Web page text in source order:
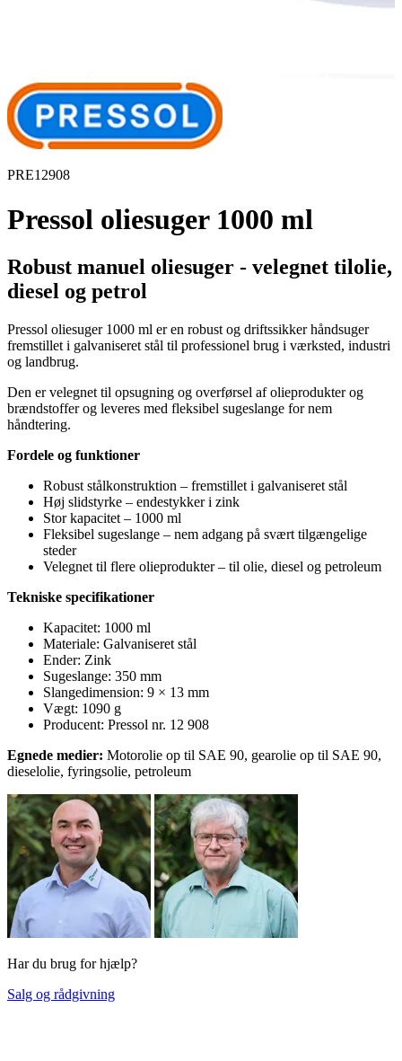
PRE12908
Pressol oliesuger 1000 ml
Robust manuel oliesuger - velegnet tilolie,
diesel og petrol
Pressol oliesuger 1000 ml er en robust og driftssikker håndsuger
fremstillet i galvaniseret stål til professionel brug i værksted, industri
og landbrug.
Den er velegnet til opsugning og overførsel af olieprodukter og
brændstoffer og leveres med fleksibel sugeslange for nem
håndtering.
Fordele og funktioner
Robust stålkonstruktion – fremstillet i galvaniseret stål
Høj slidstyrke – endestykker i zink
Stor kapacitet – 1000 ml
Fleksibel sugeslange – nem adgang på svært tilgængelige
steder
Velegnet til flere olieprodukter – til olie, diesel og petroleum
Tekniske specifikationer
Kapacitet: 1000 ml
Materiale: Galvaniseret stål
Ender: Zink
Sugeslange: 350 mm
Slangedimension: 9 × 13 mm
Vægt: 1090 g
Producent: Pressol nr. 12 908
Egnede medier: Motorolie op til SAE 90, gearolie op til SAE 90,
dieselolie, fyringsolie, petroleum
Har du brug for hjælp?
Salg og rådgivning